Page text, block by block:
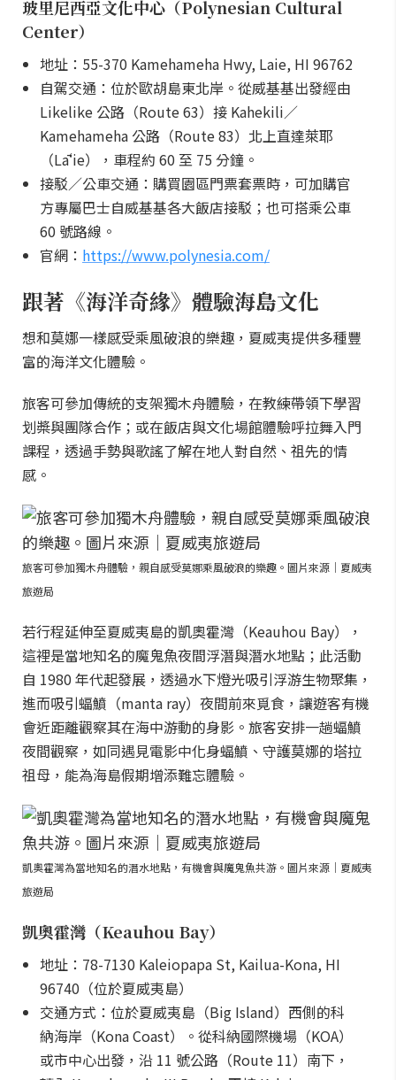
玻里尼西亞文化中心（Polynesian Cultural
Center）
地址：55-370 Kamehameha Hwy, Laie, HI 96762
自駕交通：位於歐胡島東北岸。從威基基出發經由
Likelike 公路（Route 63）接 Kahekili／
Kamehameha 公路（Route 83）北上直達萊耶
（Lāʻie），車程約 60 至 75 分鐘。
接駁／公車交通：購買園區門票套票時，可加購官
方專屬巴士自威基基各大飯店接駁；也可搭乘公車
60 號路線。
官網： https://www.polynesia.com/
跟著《海洋奇緣》體驗海島文化
想和莫娜一樣感受乘風破浪的樂趣，夏威夷提供多種豐
富的海洋文化體驗。
旅客可參加傳統的支架獨木舟體驗，在教練帶領下學習
划槳與團隊合作；或在飯店與文化場館體驗呼拉舞入門
課程，透過手勢與歌謠了解在地人對自然、祖先的情
感。
旅客可參加獨木舟體驗，親自感受莫娜乘風破浪的樂趣。圖片來源｜夏威夷
旅遊局
若行程延伸至夏威夷島的凱奧霍灣（Keauhou Bay），
這裡是當地知名的魔鬼魚夜間浮潛與潛水地點；此活動
自 1980 年代起發展，透過水下燈光吸引浮游生物聚集，
進而吸引蝠鱝（manta ray）夜間前來覓食，讓遊客有機
會近距離觀察其在海中游動的身影。旅客安排一趟蝠鱝
夜間觀察，如同遇見電影中化身蝠鱝、守護莫娜的塔拉
祖母，能為海島假期增添難忘體驗。
凱奧霍灣為當地知名的潛水地點，有機會與魔鬼魚共游。圖片來源｜夏威夷
旅遊局
凱奧霍灣（Keauhou Bay）
地址：78-7130 Kaleiopapa St, Kailua-Kona, HI
96740（位於夏威夷島）
交通方式：位於夏威夷島（Big Island）西側的科
納海岸（Kona Coast）。從科納國際機場（KOA）
或市中心出發，沿 11 號公路（Route 11）南下，